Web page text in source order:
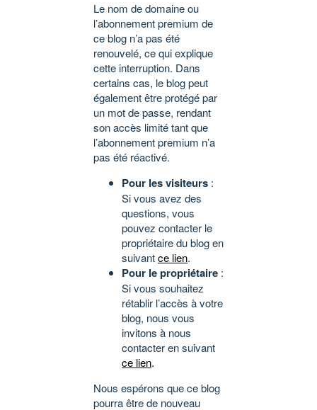
Le nom de domaine ou
l’abonnement premium de
ce blog n’a pas été
renouvelé, ce qui explique
cette interruption. Dans
certains cas, le blog peut
également être protégé par
un mot de passe, rendant
son accès limité tant que
l’abonnement premium n’a
pas été réactivé.
Pour les visiteurs :
Si vous avez des
questions, vous
pouvez contacter le
propriétaire du blog en
suivantce lien.
Pour le propriétaire :
Si vous souhaitez
rétablir l’accès à votre
blog, nous vous
invitons à nous
contacter en suivant
ce lien.
Nous espérons que ce blog
pourra être de nouveau